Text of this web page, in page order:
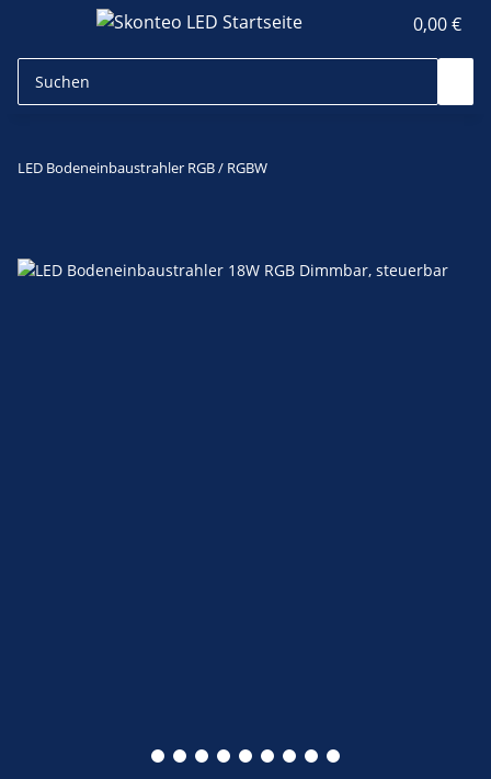
0,00 €
LED Bodeneinbaustrahler RGB / RGBW